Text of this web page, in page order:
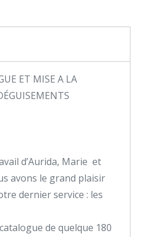
ET MISE A LA
d’Aurida, Marie et
avons le grand plaisir
dernier service : les
de quelque 180